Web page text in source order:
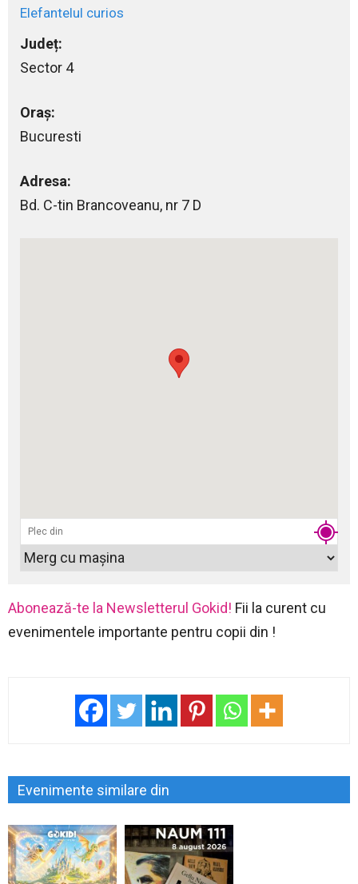
Elefantelul curios
Județ:
Sector 4
Oraș:
Bucuresti
Adresa:
Bd. C-tin Brancoveanu, nr 7 D
Abonează-te la Newsletterul Gokid! Fii la curent cu
evenimentele importante pentru copii din !
Evenimente similare din